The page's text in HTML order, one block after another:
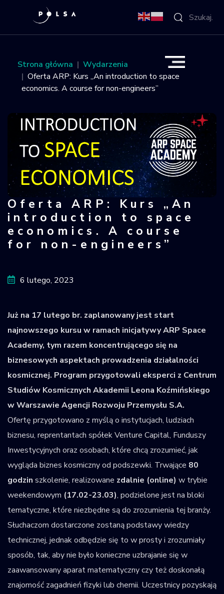
O Agencji
Aktywności
Misja IGNIS
NSIS
Sektor
Polska w
kosmosie
Krajowy Rejestr
Obiektów
Strona główna
Wydarzenia
Oferta ARP: Kurs „An introduction to space
economics. A course for non-engineers”
Oferta ARP: Kurs „An introduction
Oferta ARP: Kurs „An
introduction to space
economics. A course
for non-engineers”
6 lutego, 2023
Już na 17 lutego br. zaplanowany jest start
najnowszego kursu w ramach inicjatywy ARP Space
Academy, tym razem koncentrującego się na
biznesowych aspektach prowadzenia działalności
kosmicznej. Program przygotowali eksperci z Centrum
Studiów Kosmicznych Akademii Leona Koźmińskiego
w Warszawie Agencji Rozwoju Przemysłu S.A.
Ofertę przygotowano z myślą o instytucjach, ludziach
biznesu, reprentantach spółek Venture Capital, Funduszy
Inwestycyjnych oraz osobach, które chcą zrozumieć, jak
wygląda biznes kosmiczny od podszewki. Trwające 80
godzin szkolenie, realizowane zdalnie (online) w trybie
weekendowym (17.02-23.03), podzielone jest na bloki
tematyczne, które niezbędne są do zrozumienia tej branży.
Słuchaczom dostarczone zostaną podstawy wiedzy
technicznej, jednak odbędzie się to w prosty i zrozumiały
sposób, tak, aby nie było konieczne uzbrajanie się w
zaawansowany aparat matematyczny czy też doskonałą
znajomość zagadnień fizyki lub chemii. Uczestnicy pozyskają